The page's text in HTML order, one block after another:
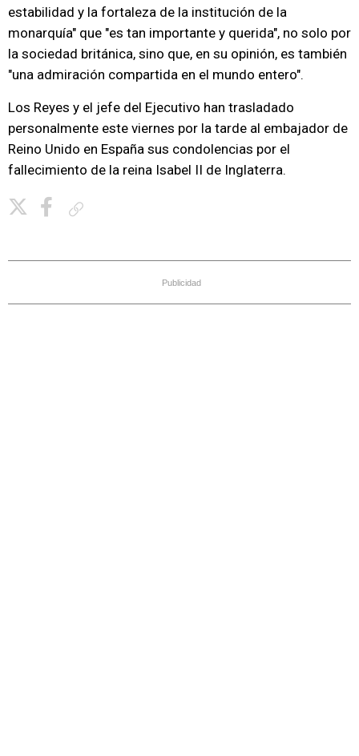
estabilidad y la fortaleza de la institución de la
monarquía" que "es tan importante y querida", no solo por
la sociedad británica, sino que, en su opinión, es también
"una admiración compartida en el mundo entero".
Los Reyes y el jefe del Ejecutivo han trasladado
personalmente este viernes por la tarde al embajador de
Reino Unido en España sus condolencias por el
fallecimiento de la reina Isabel II de Inglaterra.
Publicidad